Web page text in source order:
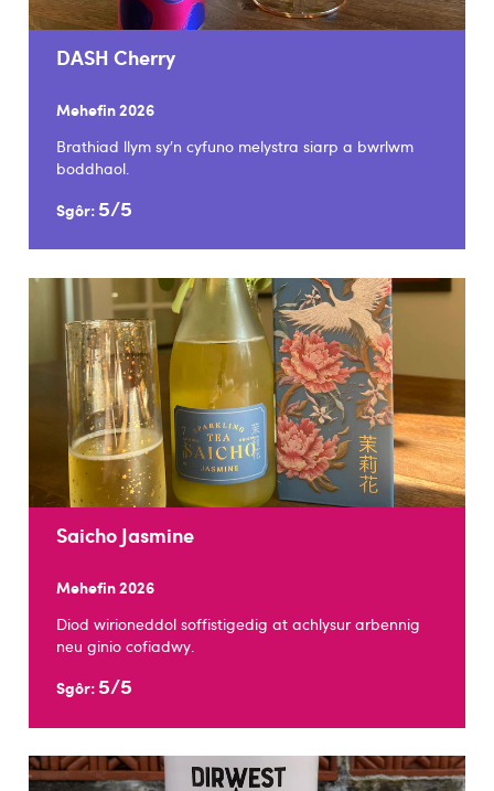
DASH Cherry
Mehefin 2026
Brathiad llym sy’n cyfuno melystra siarp a bwrlwm
boddhaol.
Sgôr: 5/5
Saicho Jasmine
Mehefin 2026
Diod wirioneddol soffistigedig at achlysur arbennig
neu ginio cofiadwy.
Sgôr: 5/5